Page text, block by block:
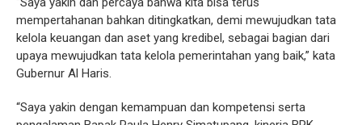
mempertahanan bahkan ditingkatkan, demi mewujudkan tata
kelola keuangan dan aset yang kredibel, sebagai bagian dari
upaya mewujudkan tata kelola pemerintahan yang baik,” kata
Gubernur Al Haris.
“Saya yakin dengan kemampuan dan kompetensi serta